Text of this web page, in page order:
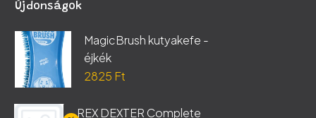
Újdonságok
MagicBrush kutyakefe -
éjkék
2825 Ft
REX DEXTER Complete